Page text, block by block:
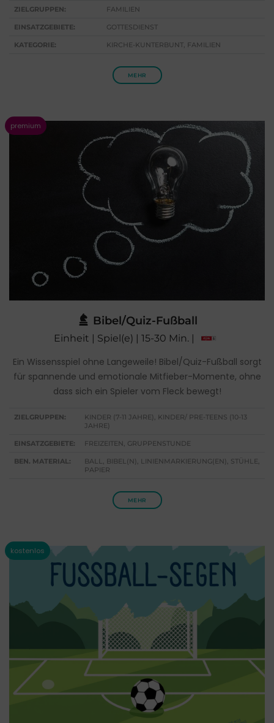
ZIELGRUPPEN: FAMILIEN
EINSATZGEBIETE: GOTTESDIENST
KATEGORIE: KIRCHE-KUNTERBUNT, FAMILIEN
MEHR
Bibel/Quiz-Fußball
Einheit | Spiel(e) | 15-30 Min. |
Ein Wissensspiel ohne Langeweile! Bibel/Quiz-Fußball sorgt
für spannende und emotionale Mitfieber-Momente, ohne
dass sich ein Spieler vom Fleck bewegt!
ZIELGRUPPEN:
KINDER (7-11 JAHRE), KINDER/ PRE-TEENS (10-13
JAHRE)
EINSATZGEBIETE: FREIZEITEN, GRUPPENSTUNDE
BEN. MATERIAL:
BALL, BIBEL(N), LINIENMARKIERUNG(EN), STÜHLE,
PAPIER
MEHR